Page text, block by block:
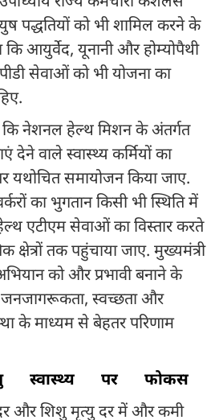
पद्धतियों को भी शामिल करने के
कि आयुर्वेद, यूनानी और होम्योपैथी
सेवाओं को भी योजना का
कि नेशनल हेल्थ मिशन के अंतर्गत
वाले स्वास्थ्य कर्मियों का
यथोचित समायोजन किया जाए.
का भुगतान किसी भी स्थिति में
एटीएम सेवाओं का विस्तार करते
तक पहुंचाया जाए. मुख्यमंत्री
को और प्रभावी बनाने के
जनजागरूकता, स्वच्छता और
के माध्यम से बेहतर परिणाम
स्वास्थ्य पर
फोकस
और शिशु मृत्यु दर में और कमी